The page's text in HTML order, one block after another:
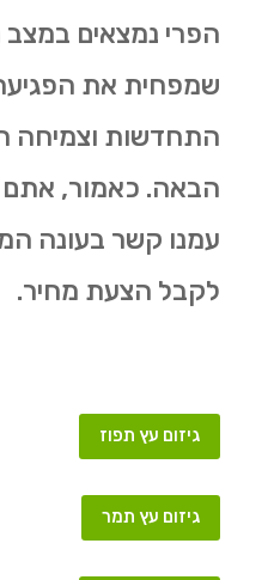
הפרי נמצאים
שמפחית את
התחדשות וצמיחה
הבאה. כאמור, אתם
עמנו קשר בעונה
לקבל הצעת מחיר.
גיזום עץ תפוז
גיזום עץ תמר